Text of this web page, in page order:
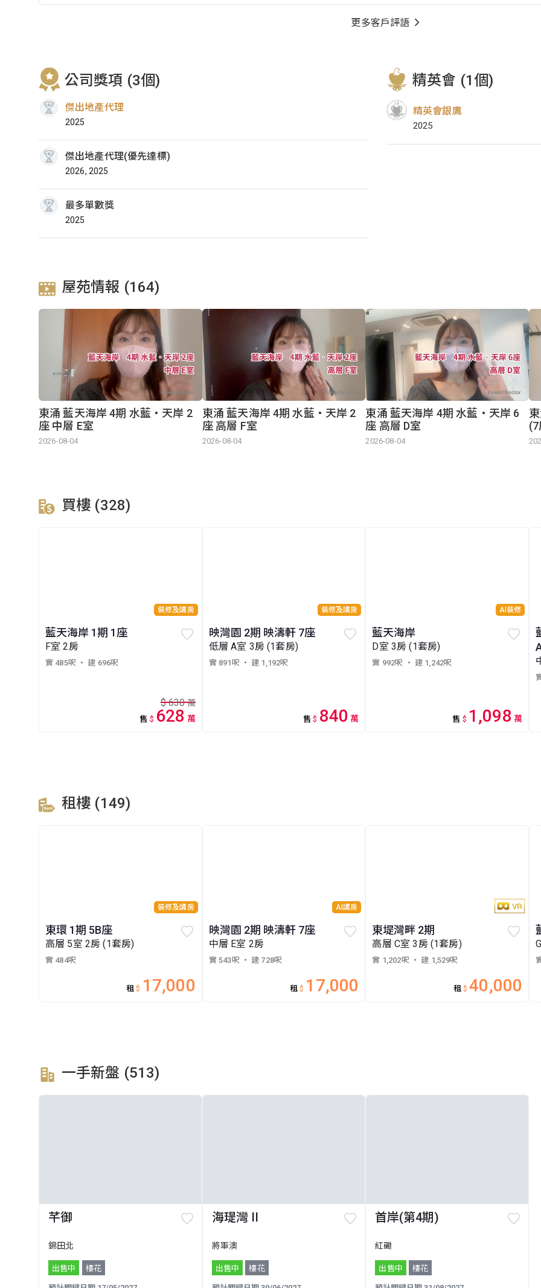
更多客戶評語
公司獎項 (3個)
傑出地產代理
2025
傑出地產代理(優先達標)
2026, 2025
最多單數獎
2025
精英會 (1個)
精英會銀鷹
2025
屋苑情報 (164)
東涌 藍天海岸 4期 水藍‧天岸 2
座 中層 E室
2026-08-04
東涌 藍天海岸 4期 水藍‧天岸 2
座 高層 F室
2026-08-04
東涌 藍天海岸 4期 水藍‧天岸 6
座 高層 D室
2026-08-04
買樓 (328)
裝修及講房
藍天海岸 1期 1座
F室 2房
實 485呎 ・ 建 696呎
$630萬
售 $ 628 萬
裝修及講房
映灣園 2期 映濤軒 7座
低層 A室 3房 (1套房)
實 891呎 ・ 建 1,192呎
售 $ 840 萬
AI裝修
藍天海岸
D室 3房 (1套房)
實 992呎 ・ 建 1,242呎
售 $ 1,098 萬
租樓 (149)
裝修及講房
東環 1期 5B座
高層 5室 2房 (1套房)
實 484呎
租 $ 17,000
AI講房
映灣園 2期 映濤軒 7座
中層 E室 2房
實 543呎 ・ 建 728呎
租 $ 17,000
東堤灣畔 2期
高層 C室 3房 (1套房)
實 1,202呎 ・ 建 1,529呎
租 $40,000
一手新盤 (513)
芊御
錦田北
出售中 樓花
海瑅灣 II
將軍澳
出售中 樓花
首岸(第4期)
紅磡
出售中 樓花